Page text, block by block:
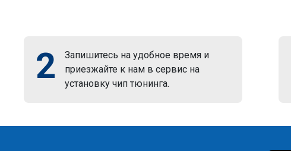
2
Запишитесь на удобное время и
приезжайте к нам в сервис на
установку чип тюнинга.